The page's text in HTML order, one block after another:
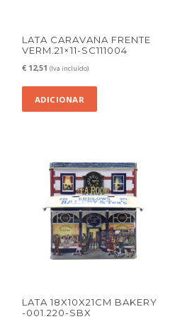
LATA CARAVANA FRENTE
VERM.21×11-SC111004
€ 12,51 (Iva incluído)
ADICIONAR
LATA 18X10X21CM BAKERY
-001.220-SBX